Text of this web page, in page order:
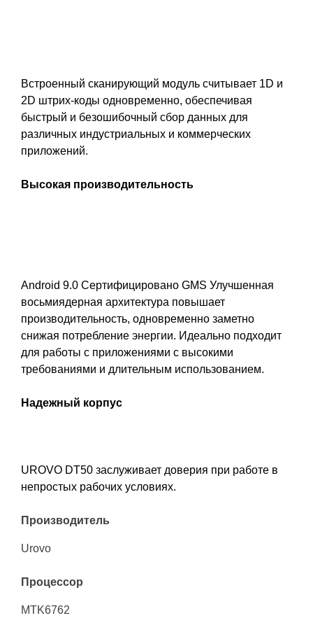
Встроенный сканирующий модуль считывает 1D и
2D штрих-коды одновременно, обеспечивая
быстрый и безошибочный сбор данных для
различных индустриальных и коммерческих
приложений.
Высокая производительность
Android 9.0 Сертифицировано GMS Улучшенная
восьмиядерная архитектура повышает
производительность, одновременно заметно
снижая потребление энергии. Идеально подходит
для работы с приложениями с высокими
требованиями и длительным использованием.
Надежный корпус
UROVO DT50 заслуживает доверия при работе в
непростых рабочих условиях.
Производитель
Urovo
Процессор
MTK6762